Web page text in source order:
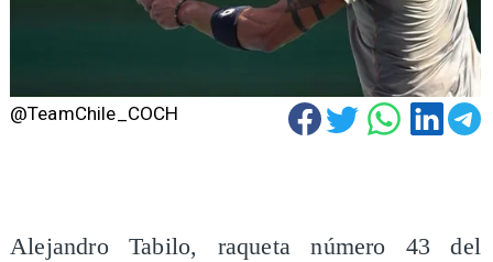
@TeamChile_COCH
Alejandro Tabilo, raqueta número 43 del